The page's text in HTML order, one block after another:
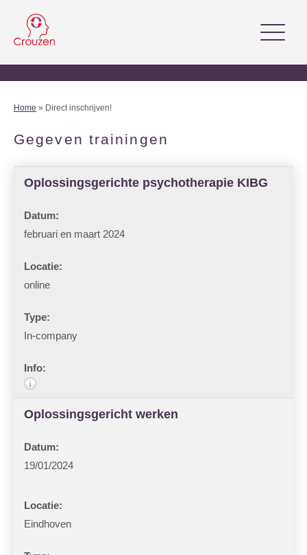
Home » Direct inschrijven!
Gegeven trainingen
Oplossingsgerichte psychotherapie KIBG
februari en maart 2024
online
In-company
Oplossingsgericht werken
19/01/2024
Eindhoven